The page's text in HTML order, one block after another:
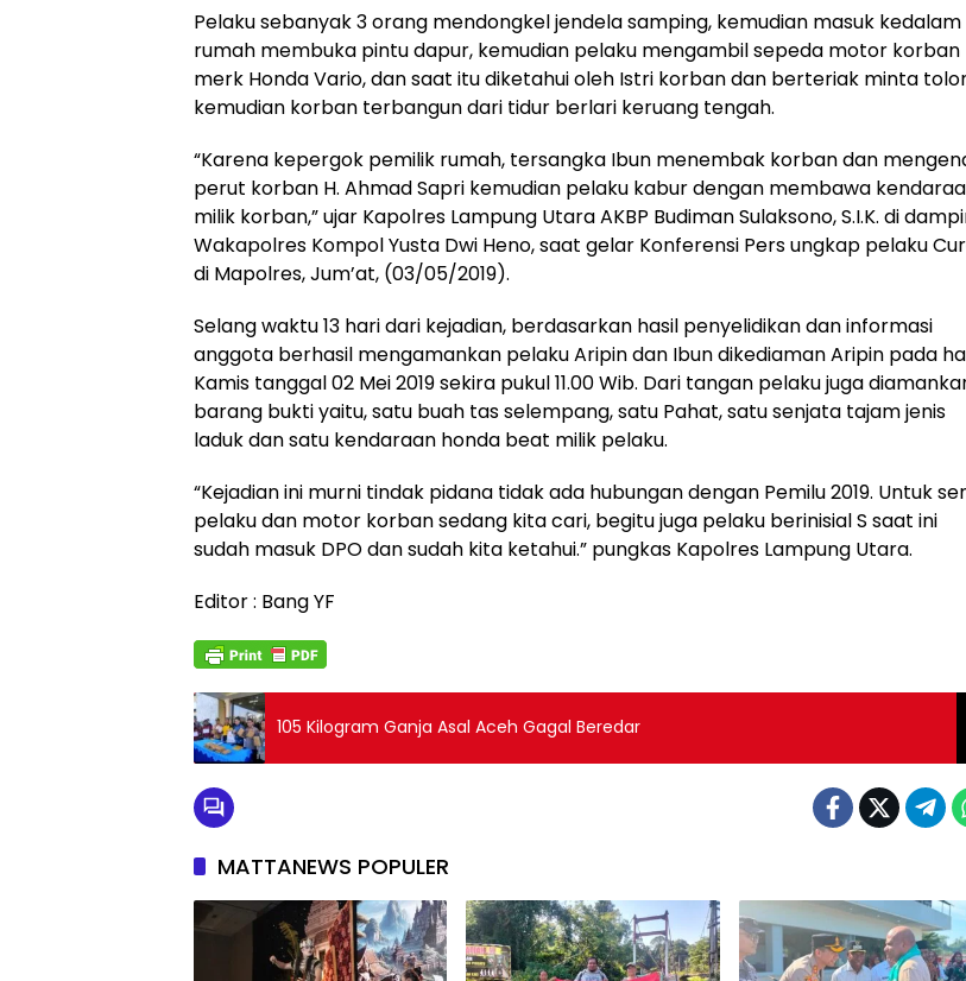
Pelaku sebanyak 3 orang mendongkel jendela samping, kemudian masuk kedalam
rumah membuka pintu dapur, kemudian pelaku mengambil sepeda motor korban
merk Honda Vario, dan saat itu diketahui oleh Istri korban dan berteriak minta
kemudian korban terbangun dari tidur berlari keruang tengah.
“Karena kepergok pemilik rumah, tersangka Ibun menembak korban dan
perut korban H. Ahmad Sapri kemudian pelaku kabur dengan membawa
milik korban,” ujar Kapolres Lampung Utara AKBP Budiman Sulaksono, S.I.K. di
Wakapolres Kompol Yusta Dwi Heno, saat gelar Konferensi Pers ungkap pelaku
di Mapolres, Jum’at, (03/05/2019).
Selang waktu 13 hari dari kejadian, berdasarkan hasil penyelidikan dan informasi
anggota berhasil mengamankan pelaku Aripin dan Ibun dikediaman Aripin pada
Kamis tanggal 02 Mei 2019 sekira pukul 11.00 Wib. Dari tangan pelaku juga
barang bukti yaitu, satu buah tas selempang, satu Pahat, satu senjata tajam jenis
laduk dan satu kendaraan honda beat milik pelaku.
“Kejadian ini murni tindak pidana tidak ada hubungan dengan Pemilu 2019. Untuk
pelaku dan motor korban sedang kita cari, begitu juga pelaku berinisial S saat ini
sudah masuk DPO dan sudah kita ketahui.” pungkas Kapolres Lampung Utara.
Editor : Bang YF
105 Kilogram Ganja Asal Aceh Gagal Beredar
MATTANEWS POPULER